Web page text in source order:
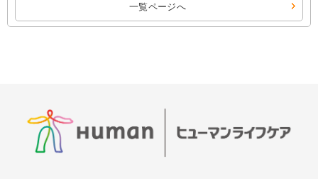
一覧ページへ